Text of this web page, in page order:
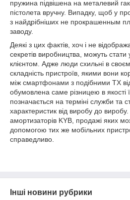
пружина підвішена на металевий
пістолета вручну. Випадку, щоб у
з найдрібніших не прокрашенным
заводу.
Деякі з цих фактів, хоч і не
секретів виробництва, можуть стати
клієнтом. Адже люди схильні в
складність пристроїв, якими вони
між смартфонами з подібними ТХ
обумовлена саме різницею в якості
позначається на терміні служби та
характеристик від виробу до
амортизаторів KYB, продажі яких
допомогою тих же мобільних
справедливо.
Інші новини рубрики